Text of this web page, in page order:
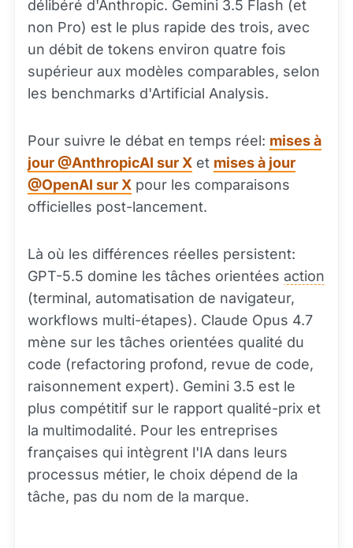
délibéré d'Anthropic. Gemini 3.5 Flash (et
non Pro) est le plus rapide des trois, avec
un débit de tokens environ quatre fois
supérieur aux modèles comparables, selon
les benchmarks d'Artificial Analysis.
Pour suivre le débat en temps réel: mises à
jour @AnthropicAI sur X et mises à jour
@OpenAI sur X pour les comparaisons
officielles post-lancement.
Là où les différences réelles persistent:
GPT-5.5 domine les tâches orientées action
(terminal, automatisation de navigateur,
workflows multi-étapes). Claude Opus 4.7
mène sur les tâches orientées qualité du
code (refactoring profond, revue de code,
raisonnement expert). Gemini 3.5 est le
plus compétitif sur le rapport qualité-prix et
la multimodalité. Pour les entreprises
françaises qui intègrent l'IA dans leurs
processus métier, le choix dépend de la
tâche, pas du nom de la marque.